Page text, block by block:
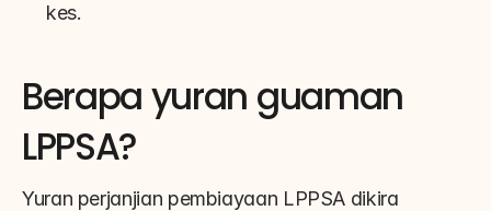
kes.
Berapa yuran guaman
LPPSA?
Yuran perjanjian pembiayaan LPPSA dikira